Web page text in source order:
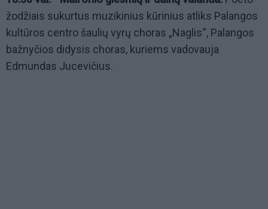
žodžiais sukurtus muzikinius kūrinius atliks Palangos
kultūros centro šaulių vyrų choras „Naglis“, Palangos
bažnyčios didysis choras, kuriems vadovauja
Edmundas Jucevičius.